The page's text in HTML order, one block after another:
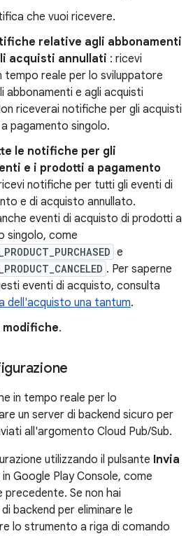
che vuoi ricevere.
relative agli abbonamenti
acquisti annullati : ricevi
tempo reale per lo sviluppatore
abbonamenti e agli acquisti
riceverai notifiche per gli acquisti
pagamento singolo.
le notifiche per gli
e i prodotti a pagamento
notifiche per tutti gli eventi di
e di acquisto annullato.
eventi di acquisto di prodotti a
singolo, come
e
. Per saperne
eventi di acquisto, consulta
dell'acquisto una tantum.
modifiche.
in tempo reale per lo
un server di backend sicuro per
all'argomento Cloud Pub/Sub.
utilizzando il pulsante Invia
in Google Play Console, come
Se non hai
backend per eliminare le
lo strumento a riga di comando